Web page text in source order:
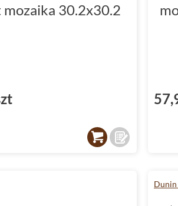
30.2x30.2